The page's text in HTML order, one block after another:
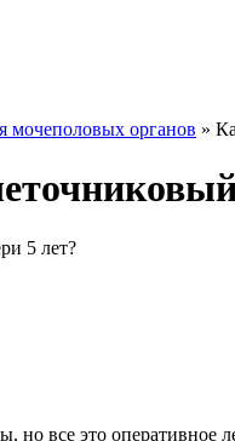
мочеполовых органов »
5 лет?
но все это